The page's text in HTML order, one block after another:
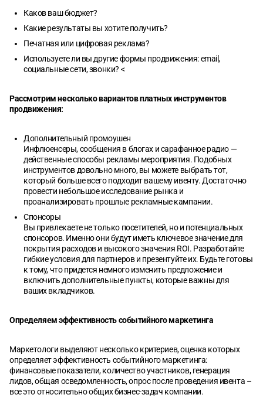
Каков ваш бюджет?
Какие результаты вы хотите получить?
Печатная или цифровая реклама?
Используете ли вы другие формы продвижения: email,
социальные сети, звонки? <
Рассмотрим несколько вариантов платных инструментов
продвижения:
Дополнительный промоушен
Инфлюенсеры, сообщения в блогах и сарафанное радио —
действенные способы рекламы мероприятия. Подобных
инструментов довольно много, вы можете выбрать тот,
который больше всего подходит вашему ивенту. Достаточно
провести небольшое исследование рынка и
проанализировать прошлые рекламные кампании.
Спонсоры
Вы привлекаете не только посетителей, но и потенциальных
спонсоров. Именно они будут иметь ключевое значение для
покрытия расходов и высокого значения ROI. Разработайте
гибкие условия для партнеров и презентуйте их. Будьте готовы
к тому, что придется немного изменить предложение и
включить дополнительные пункты, которые важны для
ваших вкладчиков.
Определяем эффективность событийного маркетинга
Маркетологи выделяют несколько критериев, оценка которых
определяет эффективность событийного маркетинга:
финансовые показатели, количество участников, генерация
лидов, общая осведомленность, опрос после проведения ивента –
все это относительно общих бизнес-задач компании.